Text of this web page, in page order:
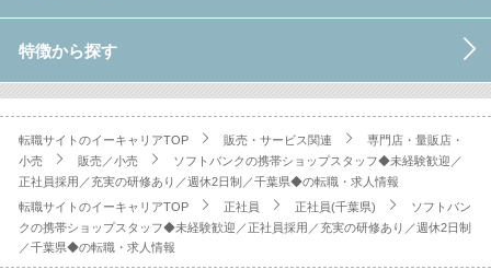
特徴から探す
転職サイトのイーキャリアTOP 販売・サービス関連
専門店・量販店・
小売
販売／小売
ソフトバンクの携帯ショップスタッフ◆未経験歓迎／
正社員採用／充実の研修あり／週休2日制／千葉県◆の転職・求人情報
転職サイトのイーキャリアTOP
正社員 正社員(千葉県)
ソフトバン
クの携帯ショップスタッフ◆未経験歓迎／正社員採用／充実の研修あり／週休2日制
／千葉県◆の転職・求人情報